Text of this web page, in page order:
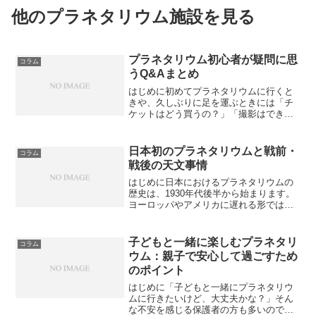
他のプラネタリウム施設を見る
コラム
プラネタリウム初心者が疑問に思
うQ&Aまとめ
はじめに初めてプラネタリウムに行くと
きや、久しぶりに足を運ぶときには「チ
ケットはどう買うの？」「撮影はでき
す。そこで本記事では、プラネタリウム
初心者が抱きがちな疑問をQ&...
コラム
日本初のプラネタリウムと戦前・
戦後の天文事情
はじめに日本におけるプラネタリウムの
歴史は、1930年代後半から始まります。
ヨーロッパやアメリカに遅れる形ではあ
づいていきました。しかし、戦争や社会
の混乱によって一時停...
コラム
子どもと一緒に楽しむプラネタリ
ウム：親子で安心して過ごすため
のポイント
はじめに「子どもと一緒にプラネタリウ
ムに行きたいけど、大丈夫かな？」そん
な不安を感じる保護者の方も多いのでは